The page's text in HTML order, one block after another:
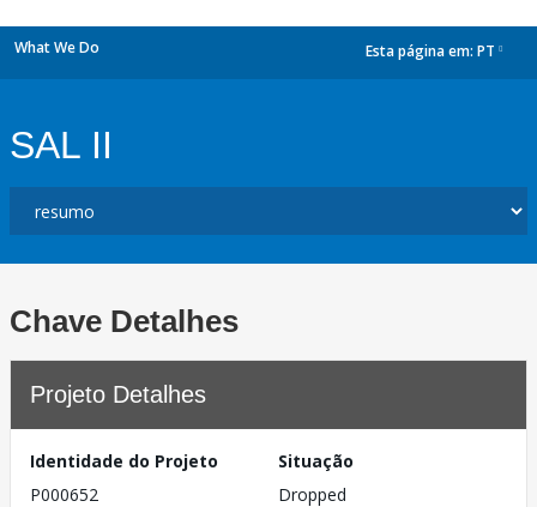
What We Do Esta página em: PT
SAL II
Chave Detalhes
Projeto Detalhes
Identidade do Projeto
P000652
Situação
Dropped